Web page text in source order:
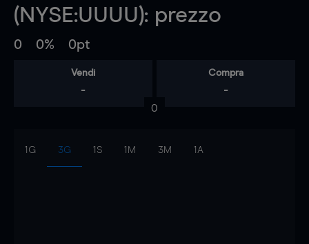
(NYSE:UUUU): prezzo
0 0% 0pt
Vendi
-
Compra
-
0
1G 3G 1S 1M 3M 1A